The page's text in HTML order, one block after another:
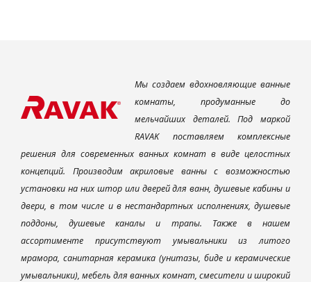
Мы создаем вдохновляющие ванные
комнаты, продуманные до
мельчайших деталей. Под маркой
RAVAK поставляем комплексные
решения для современных ванных комнат в виде целостных
концепций. Производим акриловые ванны с возможностью
установки на них штор или дверей для ванн, душевые кабины и
двери, в том числе и в нестандартных исполнениях, душевые
поддоны, душевые каналы и трапы. Также в нашем
ассортименте присутствуют умывальники из литого
мрамора, санитарная керамика (унитазы, биде и керамические
умывальники), мебель для ванных комнат, смесители и широкий